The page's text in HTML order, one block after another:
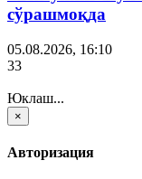
сўрашмоқда
05.08.2026, 16:10
33
Юклаш...
×
Авторизация